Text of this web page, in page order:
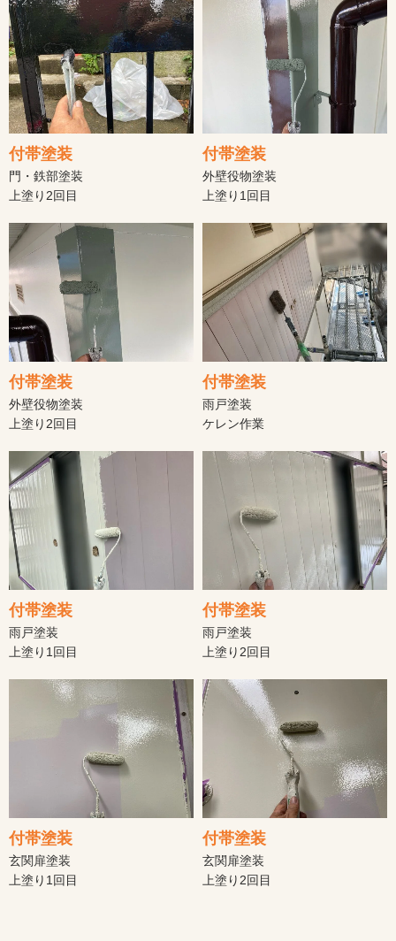
付帯塗装
門・鉄部塗装
上塗り2回目
付帯塗装
外壁役物塗装
上塗り1回目
付帯塗装
外壁役物塗装
上塗り2回目
付帯塗装
雨戸塗装
ケレン作業
付帯塗装
雨戸塗装
上塗り1回目
付帯塗装
雨戸塗装
上塗り2回目
付帯塗装
玄関扉塗装
上塗り1回目
付帯塗装
玄関扉塗装
上塗り2回目